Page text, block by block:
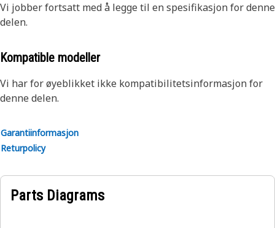
Vi jobber fortsatt med å legge til en spesifikasjon for denne
delen.
Kompatible modeller
Vi har for øyeblikket ikke kompatibilitetsinformasjon for
denne delen.
Garantiinformasjon
Returpolicy
Parts Diagrams